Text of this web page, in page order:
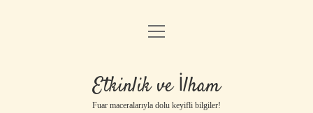
Anasayfa
Gizlilik Politikası
Yasal Uyarı
menüyü
Etkinlik ve İlham
Fuar maceralarıyla dolu keyifli bilgiler!